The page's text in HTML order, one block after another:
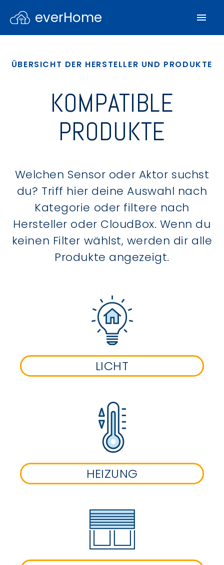
everHome
ÜBERSICHT DER HERSTELLER UND PRODUKTE
KOMPATIBLE
PRODUKTE
Welchen Sensor oder Aktor suchst
du? Triff hier deine Auswahl nach
Kategorie oder filtere nach
Hersteller oder CloudBox. Wenn du
keinen Filter wählst, werden dir alle
Produkte angezeigt.
LICHT
HEIZUNG